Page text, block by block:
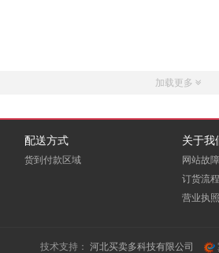
加载更多
配送方式
货到付款区域
关于我
网站故
订货流程
营业执照
技术支持： 河北买卖多科技有限公司